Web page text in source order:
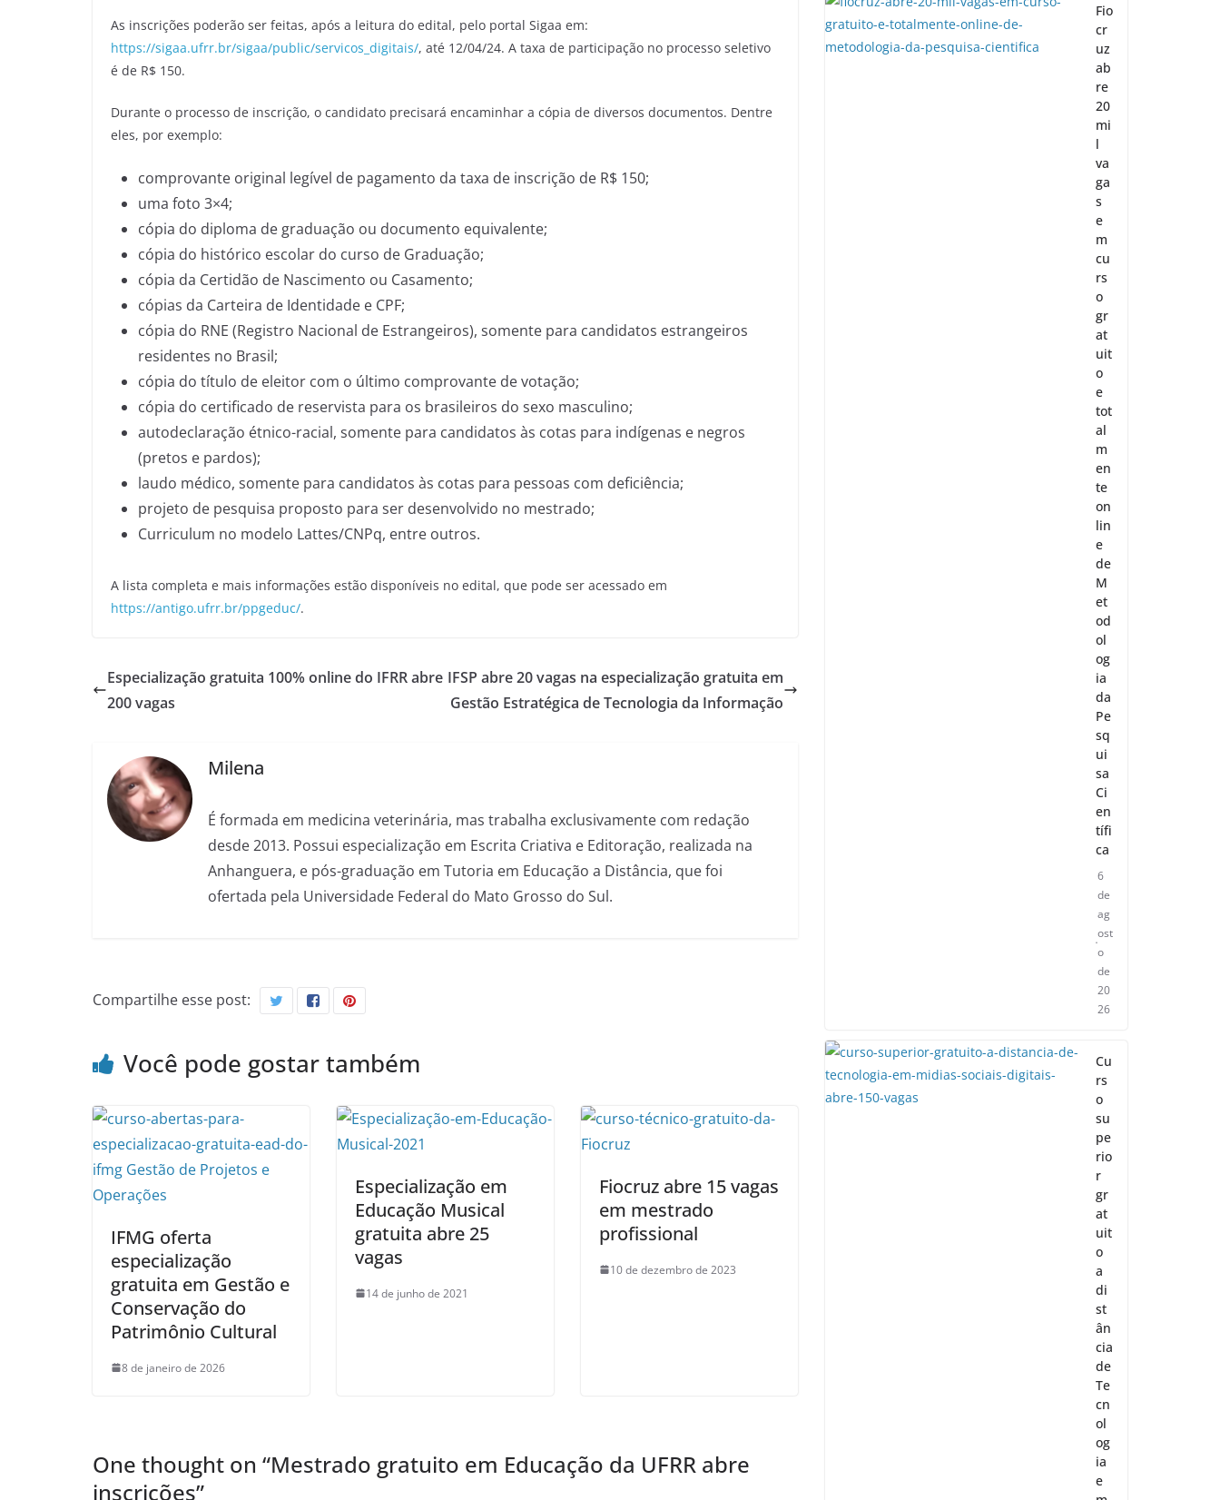
As inscrições poderão ser feitas, após a leitura do edital, pelo portal Sigaa em:
https://sigaa.ufrr.br/sigaa/public/servicos_digitais/, até 12/04/24. A taxa de participação no processo seletivo
é de R$ 150.
Durante o processo de inscrição, o candidato precisará encaminhar a cópia de diversos documentos. Dentre
eles, por exemplo:
comprovante original legível de pagamento da taxa de inscrição de R$ 150;
uma foto 3×4;
cópia do diploma de graduação ou documento equivalente;
cópia do histórico escolar do curso de Graduação;
cópia da Certidão de Nascimento ou Casamento;
cópias da Carteira de Identidade e CPF;
cópia do RNE (Registro Nacional de Estrangeiros), somente para candidatos estrangeiros
residentes no Brasil;
cópia do título de eleitor com o último comprovante de votação;
cópia do certificado de reservista para os brasileiros do sexo masculino;
autodeclaração étnico-racial, somente para candidatos às cotas para indígenas e negros
(pretos e pardos);
laudo médico, somente para candidatos às cotas para pessoas com deficiência;
projeto de pesquisa proposto para ser desenvolvido no mestrado;
Curriculum no modelo Lattes/CNPq, entre outros.
A lista completa e mais informações estão disponíveis no edital, que pode ser acessado em
https://antigo.ufrr.br/ppgeduc/.
Especialização gratuita 100% online do IFRR abre
200 vagas
IFSP abre 20 vagas na especialização gratuita em
Gestão Estratégica de Tecnologia da Informação
Milena
É formada em medicina veterinária, mas trabalha exclusivamente com redação
desde 2013. Possui especialização em Escrita Criativa e Editoração, realizada na
Anhanguera, e pós-graduação em Tutoria em Educação a Distância, que foi
ofertada pela Universidade Federal do Mato Grosso do Sul.
Compartilhe esse post:
Você pode gostar também
IFMG oferta
especialização
gratuita em Gestão e
Conservação do
Patrimônio Cultural
8 de janeiro de 2026
Especialização em
Educação Musical
gratuita abre 25
vagas
14 de junho de 2021
Fiocruz abre 15 vagas
em mestrado
profissional
10 de dezembro de 2023
One thought on “Mestrado gratuito em Educação da UFRR abre
inscrições”
Fio
cr
uz
ab
re
20
mi
l
va
ga
s
e
m
cu
rs
o
gr
at
uit
o
e
tot
al
m
en
te
on
lin
e
de
M
et
od
ol
og
ia
da
Pe
sq
ui
sa
Ci
en
tífi
ca
6
de
ag
ost
o
de
20
26
Cu
rs
o
su
pe
rio
r
gr
at
uit
o
a
di
st
ân
cia
de
Te
cn
ol
og
ia
e